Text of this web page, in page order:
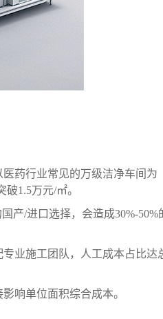
药行业常见的万级洁净车间为
1.5万元/㎡。
产/进口选择，会造成30%-50%
业施工团队，人工成本占比达
响单位面积综合成本。